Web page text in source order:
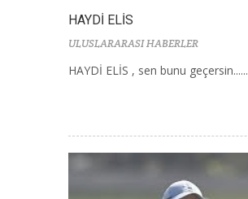
HAYDİ ELİS
ULUSLARARASI HABERLER
HAYDİ ELİS , sen bunu geçersin......